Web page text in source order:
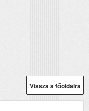
Vissza a főoldalra